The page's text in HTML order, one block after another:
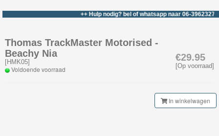
&
Märklin
My
++ Hulp nodig? bel of whatsapp naar 06-39623276 +++
€29.95
[Op voorraad]
Thomas TrackMaster Motorised -
Beachy Nia
[HMK05]
Voldoende voorraad
In winkelwagen